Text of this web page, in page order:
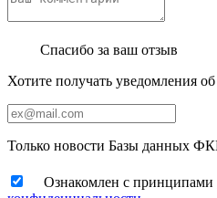
Спасибо за ваш отзыв
Хотите получать уведомления
Только новости Базы данных
Ознакомлен с принципами